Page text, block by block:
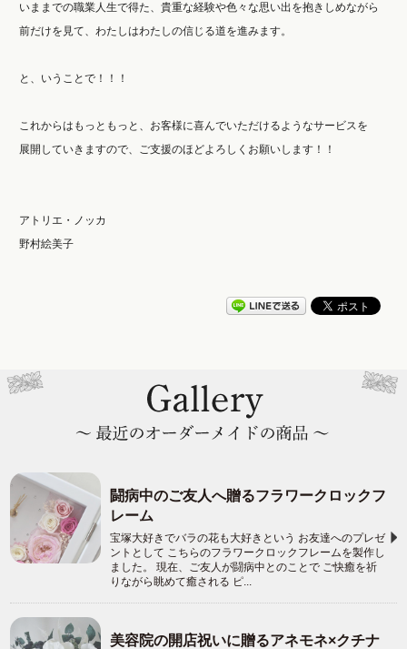
いままでの職業人生で得た、貴重な経験や色々な思い出を抱きしめながら
前だけを見て、わたしはわたしの信じる道を進みます。
と、いうことで！！！
これからはもっともっと、お客様に喜んでいただけるようなサービスを
展開していきますので、ご支援のほどよろしくお願いします！！
アトリエ・ノッカ
野村絵美子
闘病中のご友人へ贈るフラワークロックフ
レーム
宝塚大好きでバラの花も大好きという お友達へのプレゼ
ントとして こちらのフラワークロックフレームを製作し
ました。 現在、ご友人が闘病中とのことで ご快癒を祈
りながら眺めて癒される ピ...
美容院の開店祝いに贈るアネモネ×クチナ